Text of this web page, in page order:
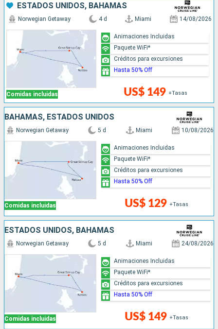
ESTADOS UNIDOS, BAHAMAS
Comidas incluidas
Norwegian Getaway 4 d Miami 14/08/2026
US$ 149 +Tasas
Animaciones Incluidas
Paquete WiFi*
Créditos para excursiones
Hasta 50% Off
BAHAMAS, ESTADOS UNIDOS
Comidas incluidas
Norwegian Getaway 5 d Miami 10/08/2026
US$ 129 +Tasas
Animaciones Incluidas
Paquete WiFi*
Créditos para excursiones
Hasta 50% Off
ESTADOS UNIDOS, BAHAMAS
Comidas incluidas
Norwegian Getaway 5 d Miami 24/08/2026
US$ 149 +Tasas
Animaciones Incluidas
Paquete WiFi*
Créditos para excursiones
Hasta 50% Off